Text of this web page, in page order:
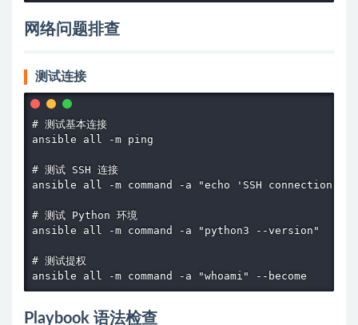
网络问题排查
测试连接
# 测试基本连接
ansible all -m ping
# 测试 SSH 连接
ansible all -m command -a "echo 'SSH connection
# 测试 Python 环境
ansible all -m command -a "python3 --version"
# 测试提权
ansible all -m command -a "whoami" --become
Playbook 语法检查